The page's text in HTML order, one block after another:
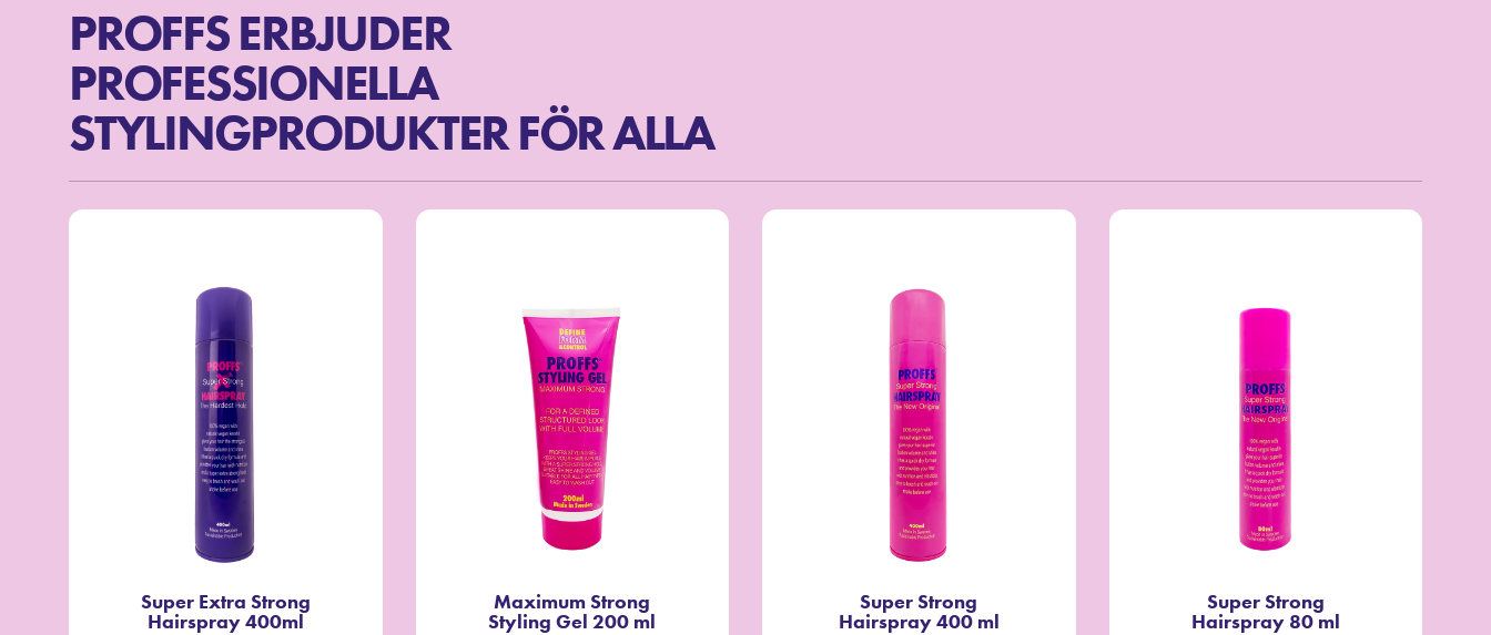
PROFFS ERBJUDER
PROFESSIONELLA
STYLINGPRODUKTER FÖR ALLA
Super Extra Strong
Hairspray 400ml
Maximum Strong
Styling Gel 200 ml
Super Strong
Hairspray 400 ml
Super Strong
Hairspray 80 ml